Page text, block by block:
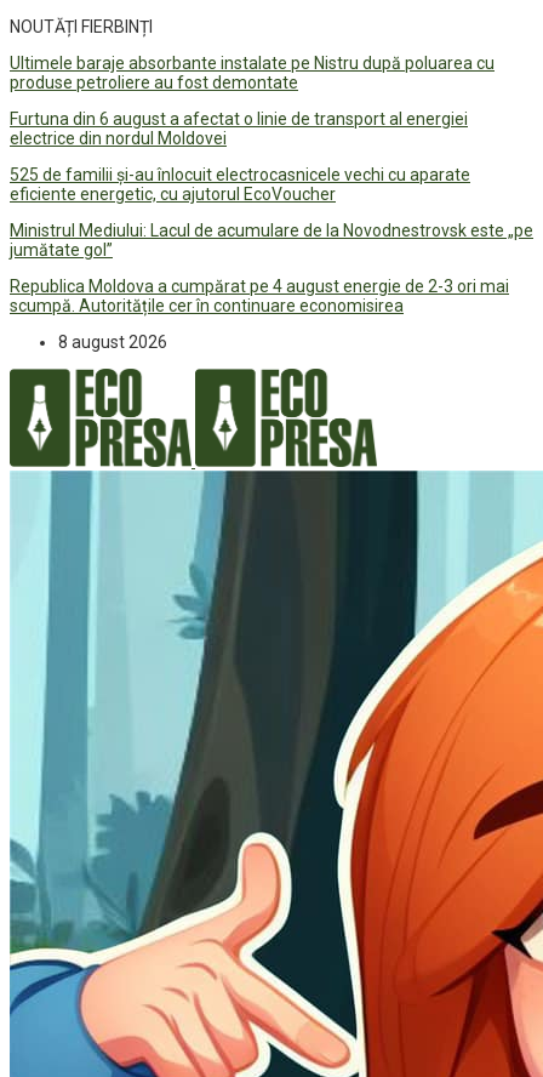
NOUTĂȚI FIERBINȚI
Ultimele baraje absorbante instalate pe Nistru după poluarea cu
produse petroliere au fost demontate
Furtuna din 6 august a afectat o linie de transport al energiei
electrice din nordul Moldovei
525 de familii și-au înlocuit electrocasnicele vechi cu aparate
eficiente energetic, cu ajutorul EcoVoucher
Ministrul Mediului: Lacul de acumulare de la Novodnestrovsk este „pe
jumătate gol”
Republica Moldova a cumpărat pe 4 august energie de 2-3 ori mai
scumpă. Autoritățile cer în continuare economisirea
8 august 2026